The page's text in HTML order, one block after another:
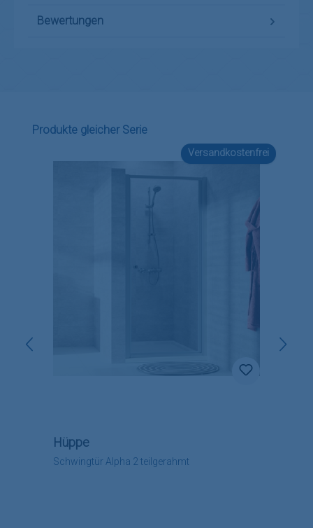
Bewertungen
Produktgalerie überspringen
Produkte gleicher Serie
Versandkostenfrei
Schwingtür Alpha 2 teilgerahmt
Hüppe